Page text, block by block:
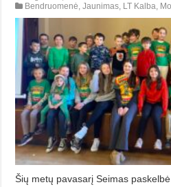
Bendruomenė ,Jaunimas LT Kalba
Šių metų pavasarį Seimas